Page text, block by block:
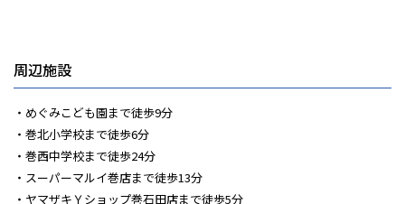
周辺施設
めぐみこども園まで徒歩9分
巻北小学校まで徒歩6分
巻西中学校まで徒歩24分
スーパーマルイ巻店まで徒歩13分
ヤマザキＹショップ巻石田店まで徒歩5分